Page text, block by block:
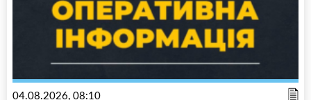
04.08.2026, 08:10